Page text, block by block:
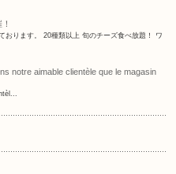
おります。 20種類以上 旬のチーズ食べ放題！ ワ
notre aimable clientèle que le magasin